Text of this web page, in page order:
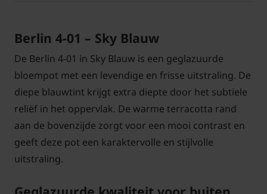
Berlin 4-01 – Sky Blauw
De Berlin 4-01 in Sky Blauw is een geglazuurde
bloempot met een levendige en frisse uitstraling. De
diepe blauwtint krijgt extra diepte door het subtiele
reliëf in het oppervlak. De warme terracotta rand
aan de bovenzijde zorgt voor een mooi contrast en
geeft deze pot een karaktervolle en stijlvolle
uitstraling.